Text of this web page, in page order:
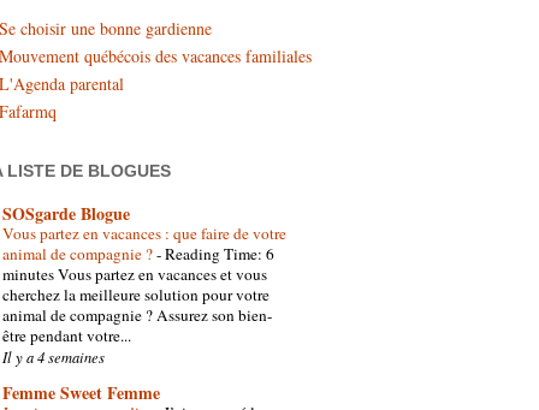
choisir une bonne gardienne
québécois des vacances familiales
parental
LISTE DE BLOGUES
SOSgarde Blogue
Vous partez en vacances : que faire de votre
animal de compagnie ?-Reading Time: 6
minutes Vous partez en vacances et vous
cherchez la meilleure solution pour votre
animal de compagnie ? Assurez son bien-
être pendant votre...
Il y a 4 semaines
Femme Sweet Femme